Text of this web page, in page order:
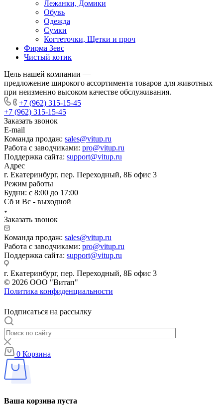
Лежанки, Домики
Обувь
Одежда
Сумки
Когтеточки, Щетки и проч
Фирма Зевс
Чистый котик
Цель нашей компании —
предложение широкого ассортимента товаров для животных
при неизменно высоком качестве обслуживания.
+7 (962) 315-15-45
+7 (962) 315-15-45
Заказать звонок
E-mail
Команда продаж: sales@vitup.ru
Работа с заводчиками: pro@vitup.ru
Поддержка сайта: support@vitup.ru
Адрес
г. Екатеринбург, пер. Переходный, 8Б офис 3
Режим работы
Будни: с 8:00 до 17:00
Сб и Вс - выходной
Заказать звонок
Команда продаж: sales@vitup.ru
Работа с заводчиками: pro@vitup.ru
Поддержка сайта: support@vitup.ru
г. Екатеринбург, пер. Переходный, 8Б офис 3
© 2026 ООО "Витап"
Политика конфиденциальности
Подписаться на рассылку
0 Корзина
Ваша корзина пуста